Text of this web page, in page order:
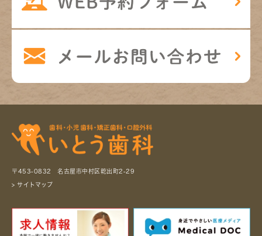
〒453-0832 名古屋市中村区乾出町2-29
> サイトマップ